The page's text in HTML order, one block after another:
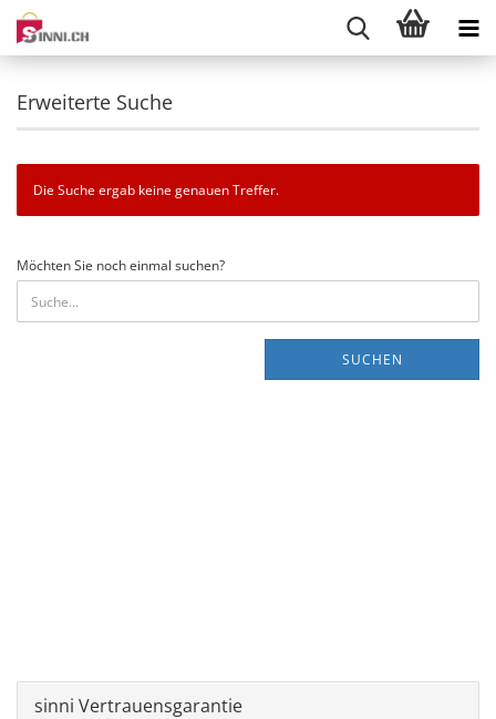
Erweiterte Suche
Die Suche ergab keine genauen Treffer.
MÖCHTEN
SIE
NOCH
EINMAL
Möchten Sie noch einmal suchen?
SUCHEN
sinni Vertrauensgarantie